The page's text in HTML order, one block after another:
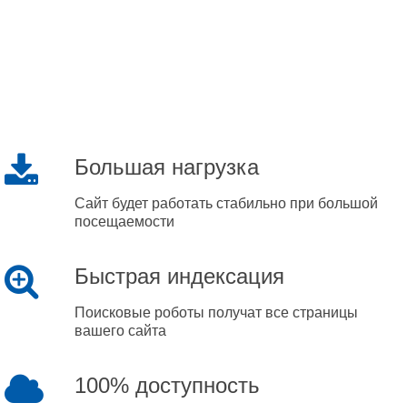
Большая нагрузка
Сайт будет работать стабильно при большой
посещаемости
Быстрая индексация
Поисковые роботы получат все страницы
вашего сайта
100% доступность